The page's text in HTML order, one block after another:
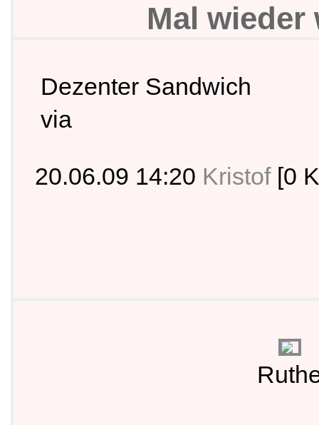
Mal wieder
Dezenter Sandwich
via
20.06.09 14:20 Kristof [0